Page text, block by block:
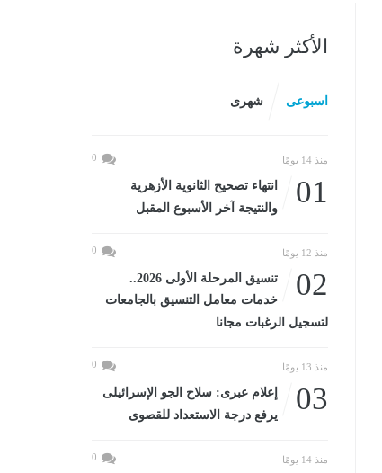
الأكثر شهرة
اسبوعى شهرى
منذ 14 يومًا 0
01
انتهاء تصحيح الثانوية الأزهرية
والنتيجة آخر الأسبوع المقبل
منذ 12 يومًا 0
02
تنسيق المرحلة الأولى 2026..
خدمات معامل التنسيق بالجامعات
لتسجيل الرغبات مجانا
منذ 13 يومًا 0
03
إعلام عبرى: سلاح الجو الإسرائيلى
يرفع درجة الاستعداد للقصوى
منذ 14 يومًا 0